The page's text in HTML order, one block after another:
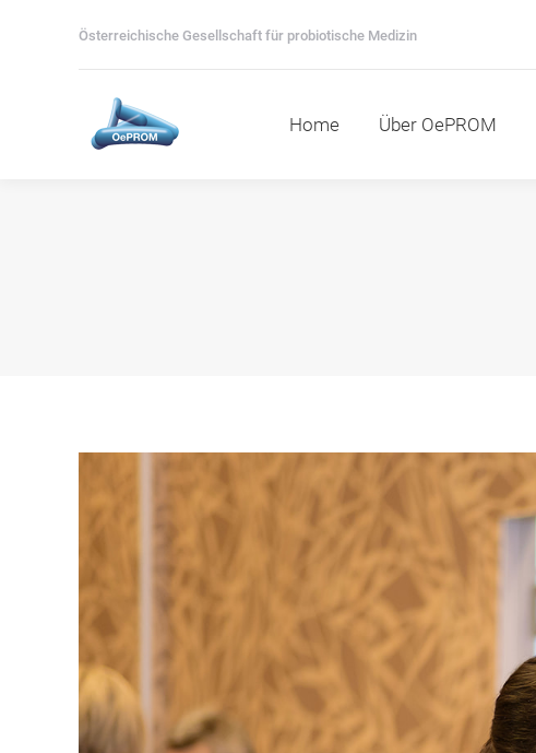
Österreichische Gesellschaft für probiotische Medizin
Home Über OePROM
Home Über OePROM